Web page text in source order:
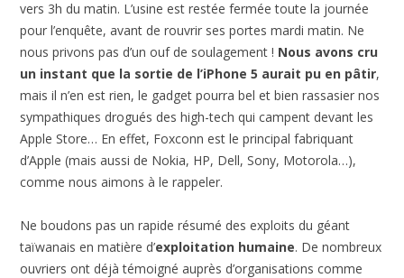
vers 3h du matin. L’usine est restée fermée toute la journée
pour l’enquête, avant de rouvrir ses portes mardi matin. Ne
nous privons pas d’un ouf de soulagement ! Nous avons cru
un instant que la sortie de l’iPhone 5 aurait pu en pâtir,
mais il n’en est rien, le gadget pourra bel et bien rassasier nos
sympathiques drogués des high-tech qui campent devant les
Apple Store… En effet, Foxconn est le principal fabriquant
d’Apple (mais aussi de Nokia, HP, Dell, Sony, Motorola…),
comme nous aimons à le rappeler.
Ne boudons pas un rapide résumé des exploits du géant
taïwanais en matière d’exploitation humaine. De nombreux
ouvriers ont déjà témoigné auprès d’organisations comme